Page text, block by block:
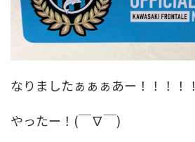
なりましたぁぁぁあー！！！！！
やったー！(￣∇￣)